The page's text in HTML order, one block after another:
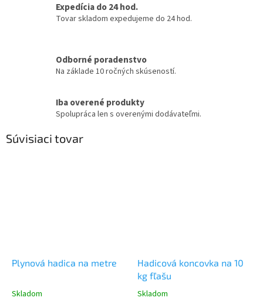
Expedícia do 24 hod.
Tovar skladom expedujeme do 24 hod.
Odborné poradenstvo
Na základe 10 ročných skúseností.
Iba overené produkty
Spolupráca len s overenými dodávateľmi.
Súvisiaci tovar
Plynová hadica na metre
Skladom
Hadicová koncovka na 10
kg fľašu
Skladom